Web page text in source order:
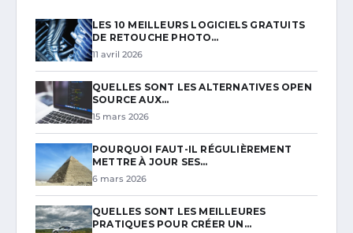
LES 10 MEILLEURS LOGICIELS GRATUITS
DE RETOUCHE PHOTO…
11 avril 2026
QUELLES SONT LES ALTERNATIVES OPEN
SOURCE AUX…
15 mars 2026
POURQUOI FAUT-IL RÉGULIÈREMENT
METTRE À JOUR SES…
6 mars 2026
QUELLES SONT LES MEILLEURES
PRATIQUES POUR CRÉER UN…